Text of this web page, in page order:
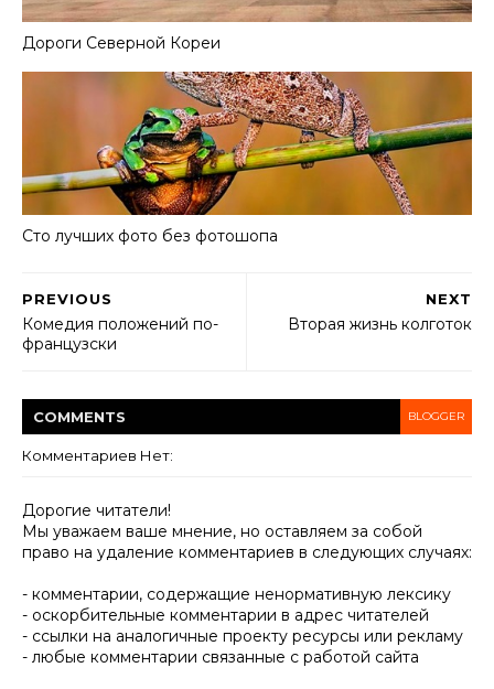
Дороги Северной Кореи
Сто лучших фото без фотошопа
NEXT
Вторая жизнь колготок
PREVIOUS
Комедия положений по-
французски
COMMENTS BLOGGER
Комментариев Нет:
Дорогие читатели!
Мы уважаем ваше мнение, но оставляем за собой
право на удаление комментариев в следующих случаях:
- комментарии, содержащие ненормативную лексику
- оскорбительные комментарии в адрес читателей
- ссылки на аналогичные проекту ресурсы или рекламу
- любые комментарии связанные с работой сайта